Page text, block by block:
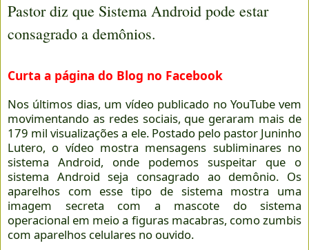
Pastor diz que Sistema Android pode estar
consagrado a demônios.
Curta a página do Blog no Facebook
Nos últimos dias, um vídeo publicado no YouTube vem
movimentando as redes sociais, que geraram mais de
179 mil visualizações a ele. Postado pelo pastor Juninho
Lutero, o vídeo mostra mensagens subliminares no
sistema Android, onde podemos suspeitar que o
sistema Android seja consagrado ao demônio. Os
aparelhos com esse tipo de sistema mostra uma
imagem secreta com a mascote do sistema
operacional em meio a figuras macabras, como zumbis
com aparelhos celulares no ouvido.